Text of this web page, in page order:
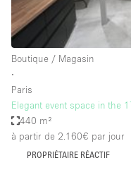
Type de l'espace
Atelier
Bateau
Boutique / Magasin
∙
Paris
Elegant event space in the
440 m²
à partir de 2.160€ par jour
PROPRIÉTAIRE RÉACTIF